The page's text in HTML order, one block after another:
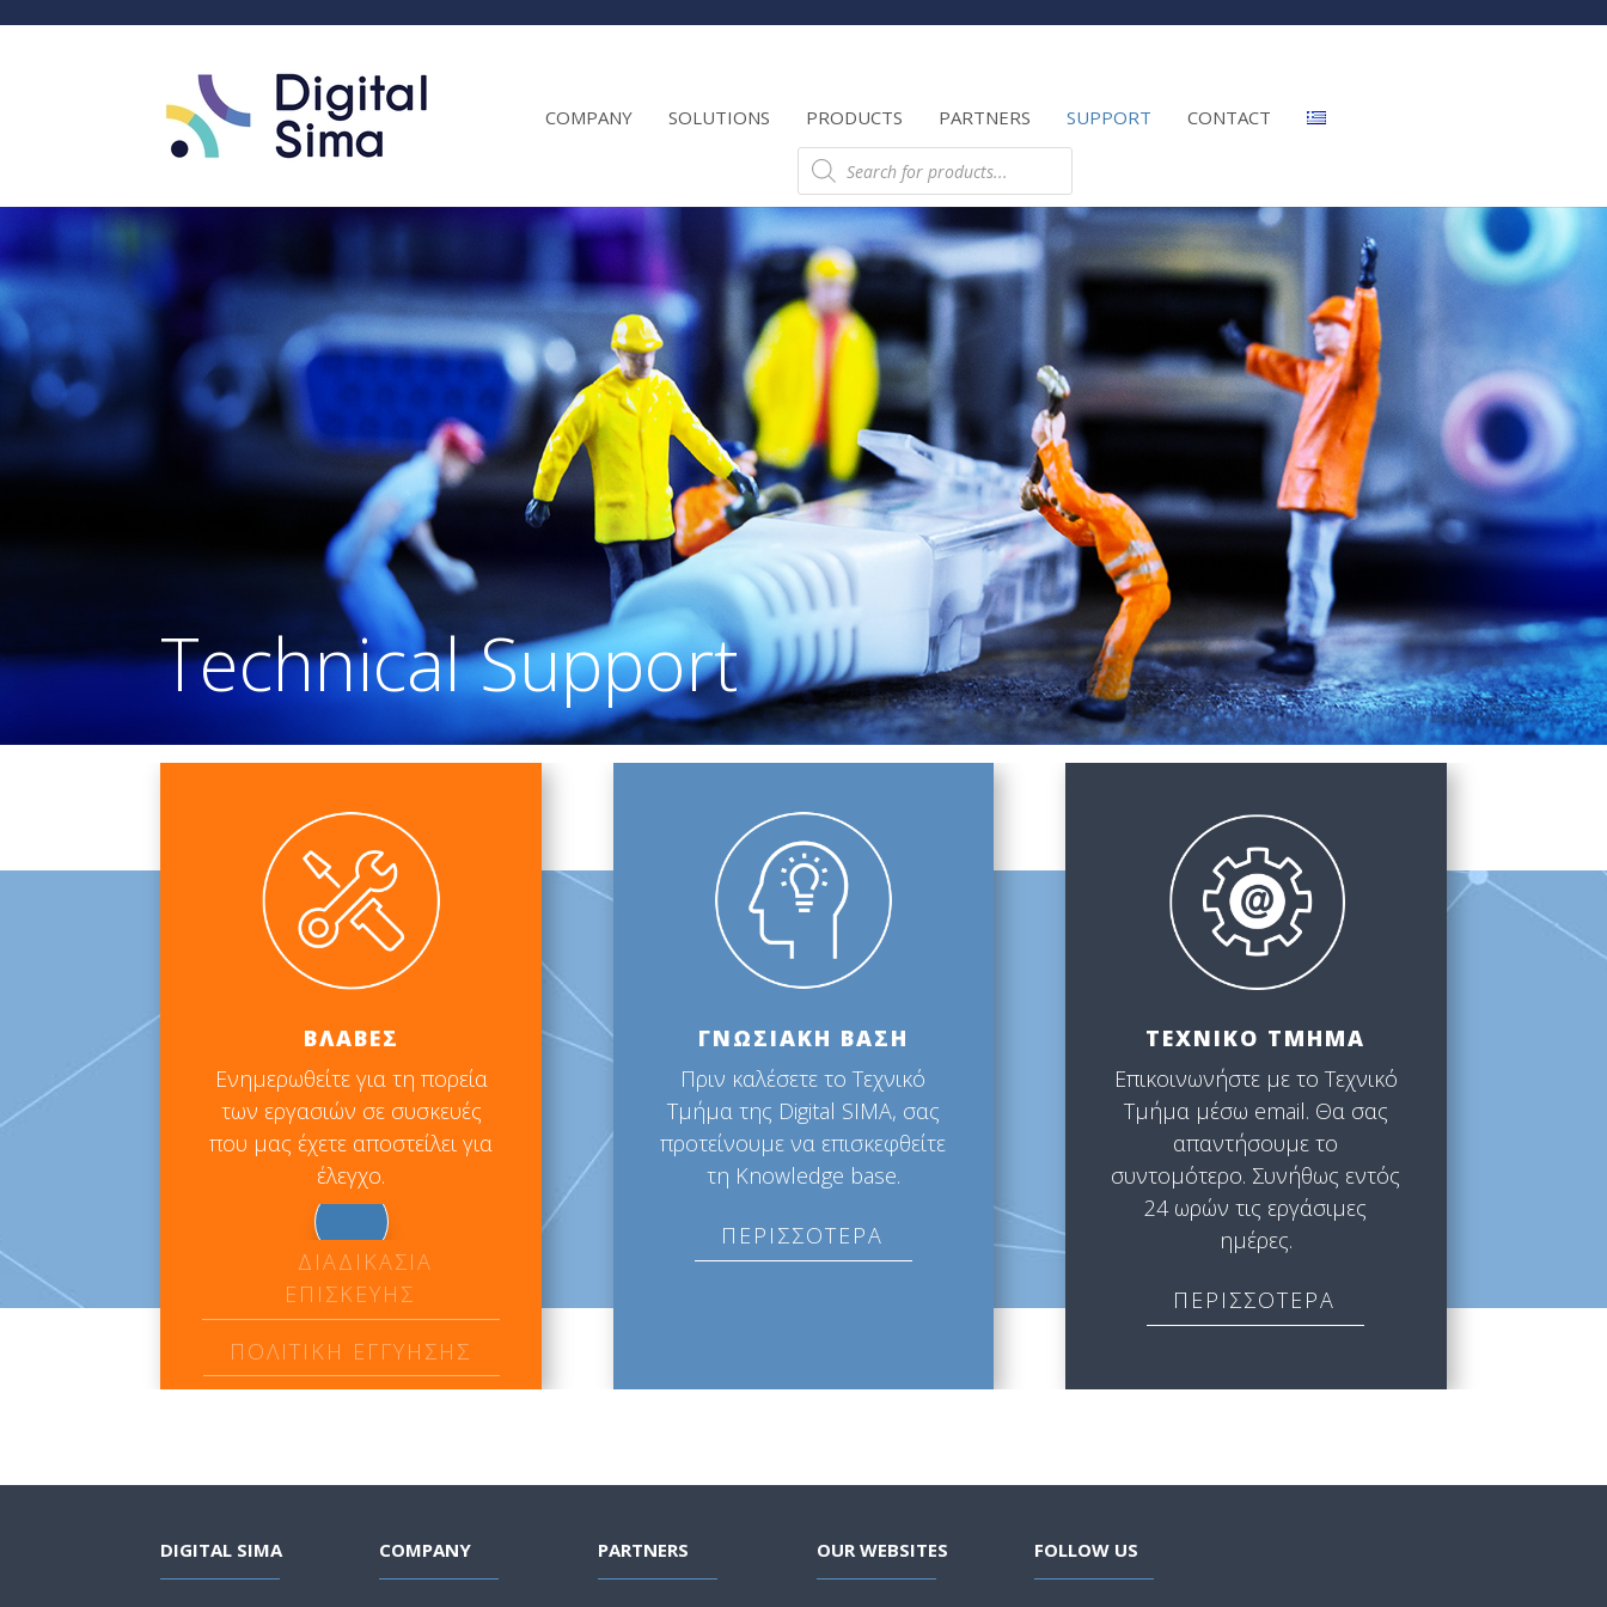
COMPANY SOLUTIONS PRODUCTS PARTNERS SUPPORT CONTACT
Products
search
Products
Technical Support
ΒΛΑΒΕΣ
Ενημερωθείτε για τη πορεία
των εργασιών σε συσκευές
που μας έχετε αποστείλει για
έλεγχο.
ΔΙΑΔΙΚΑΣΙΑ
ΕΠΙΣΚΕΥΗΣ
ΠΟΛΙΤΙΚΗ ΕΓΓΥΗΣΗΣ
ΓΝΩΣΙΑΚΗ ΒΑΣΗ
Πριν καλέσετε το Τεχνικό
Τμήμα της Digital SIMA, σας
προτείνουμε να επισκεφθείτε
τη Knowledge base.
ΠΕΡΙΣΣΟΤΕΡΑ
ΤΕΧΝΙΚΟ ΤΜΗΜΑ
Επικοινωνήστε με το Τεχνικό
Τμήμα μέσω email. Θα σας
απαντήσουμε το
συντομότερο. Συνήθως εντός
24 ωρών τις εργάσιμες
ημέρες.
ΠΕΡΙΣΣΟΤΕΡΑ
DIGITAL SIMA COMPANY PARTNERS OUR WEBSITES FOLLOW US